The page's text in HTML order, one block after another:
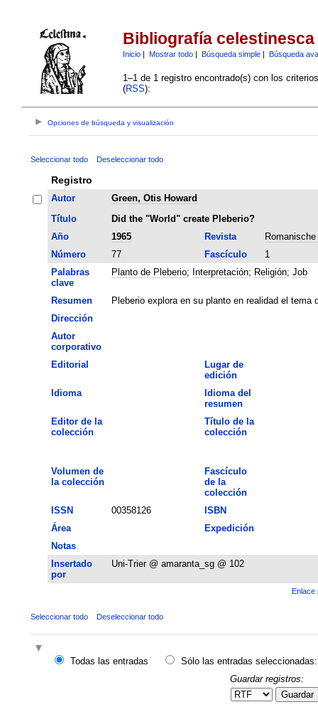
Bibliografía celestinesca
Inicio| Mostrar todo| Búsqueda simple| Búsqueda
1–1 de 1 registro encontrado(s) con los
(RSS):
Opciones de búsqueda y visualización
Seleccionar todo Deseleccionar todo
Registro
Autor
Green, Otis Howard
Título
Did the "World" create Pleberio?
Año
1965 Revista
Número
77 Fascículo
1
Palabras
clave
Planto de Pleberio; Interpretación; Religión; Job
Resumen
Pleberio explora en su planto en realidad el
Dirección
Autor
corporativo
Editorial
Lugar de
edición
Idioma
Idioma del
resumen
Editor de la
colección
Título de la
colección
Volumen de
la colección
Fascículo
de la
colección
ISSN
00358126
ISBN
Área
Expedición
Notas
Insertado
por
Uni-Trier @ amaranta_sg @ 102
Enlace
Seleccionar todo Deseleccionar todo
Todas las entradas
Sólo las entradas seleccionadas:
Guardar registros:
Guardar